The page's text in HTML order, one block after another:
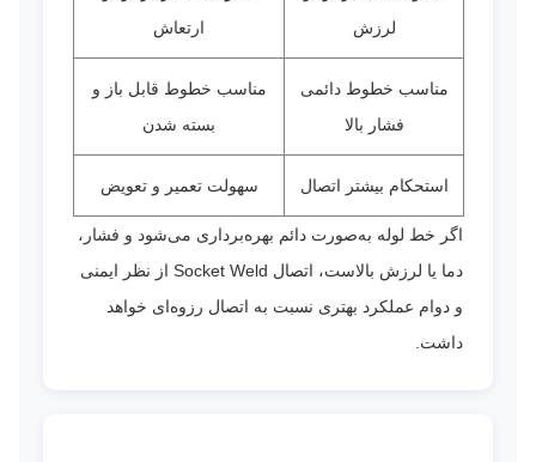
لرزش
ارتعاش
مناسب خطوط دائمی
فشار بالا
مناسب خطوط قابل باز و
بسته شدن
استحکام بیشتر اتصال سهولت تعمیر و تعویض
اگر خط لوله به‌صورت دائم بهره‌برداری می‌شود و فشار،
دما یا لرزش بالاست، اتصال Socket Weld از نظر ایمنی
و دوام عملکرد بهتری نسبت به اتصال رزوه‌ای خواهد
داشت.